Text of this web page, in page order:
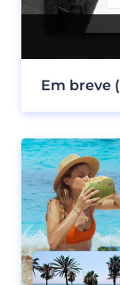
Em breve